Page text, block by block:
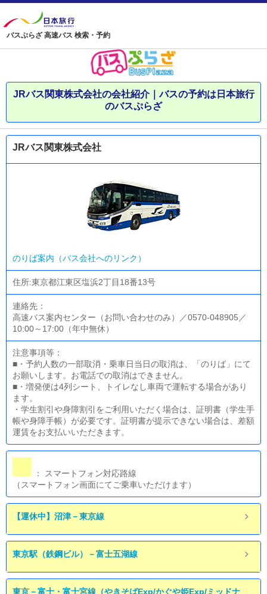
バスぷらざ 高速バス 検索・予約
JRバス関東株式会社の会社紹介｜バスの予約は日本旅行
のバスぷらざ
JRバス関東株式会社
のりば案内（バス会社へのリンク）
住所:東京都江東区塩浜2丁目18番13号
連絡先：
高速バス案内センター（お問い合わせのみ）／0570-048905／
10:00～17:00（年中無休）
注意事項等：
■・予約人数の一部取消・乗車日当日の取消は、「のりば」にて
お願いします。お電話での取消はできません。
■・増発便は4列シート、トイレなし車両で運転する場合があり
ます。
・学生割引や身障割引をご利用いただく場合は、証明書（学生手
帳や身障手帳）が必要です。証明書が提示できない場合は、差額
運賃をお支払いいただきます。
： スマートフォン対応路線
（スマートフォン画面にてご乗車いただけます）
【運休中】沼津－東京線
東京駅（鉄鋼ビル）－富士五湖線
東京－富士・富士宮線（やきそばExp/かぐや姫Exp/ミッドナ